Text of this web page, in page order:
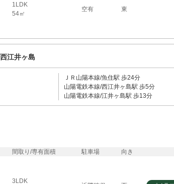
1LDK
54㎡
空有 東
江井ヶ島
ＪＲ山陽本線/魚住駅 歩24分
山陽電鉄本線/西江井ヶ島駅 歩5分
山陽電鉄本線/江井ヶ島駅 歩13分
間取り/専有面積 駐車場 向き
3LDK